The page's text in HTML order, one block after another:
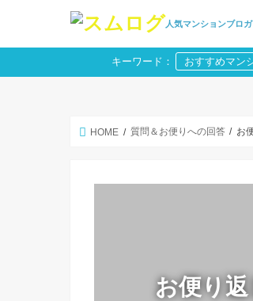
人気マンションブロ
キーワード： おすすめマン
HOME 質問＆お便りへの回答 お
お便り